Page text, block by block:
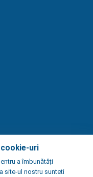
uri
a îmbunătăți
site-ul nostru sunteti